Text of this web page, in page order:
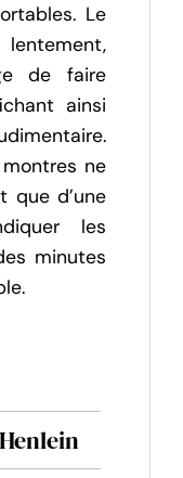
Le
lentement,
de faire
ainsi
ne
que d’une
les
minutes